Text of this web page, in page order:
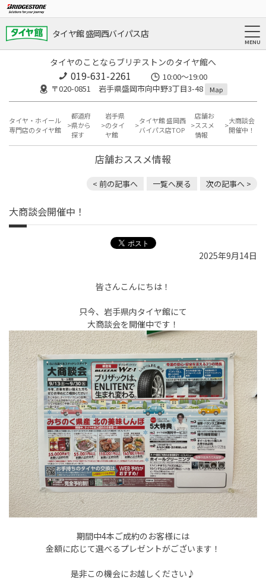
タイヤ館 盛岡西バイパス店
タイヤのことならブリヂストンのタイヤ館へ
019-631-2261
10:00～19:00
〒020-0851 岩手県盛岡市向中野3丁目3-48
Map
タイヤ・ホイール
専門店のタイヤ館
都道府
県から
探す
岩手県
のタイ
ヤ館
タイヤ館 盛岡西
バイパス店TOP
店舗お
ススメ
情報
大商談会
開催中！
店舗おススメ情報
< 前の記事へ 一覧へ戻る 次の記事へ >
大商談会開催中！
2025年9月14日
皆さんこんにちは！
只今、岩手県内タイヤ館にて
大商談会を開催中です！
期間中4本ご成約のお客様には
金額に応じて選べるプレゼントがございます！
是非この機会にお越しください♪